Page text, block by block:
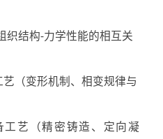
织结构-力学性能的相互关
艺（变形机制、相变规律与
工艺（精密铸造、定向凝